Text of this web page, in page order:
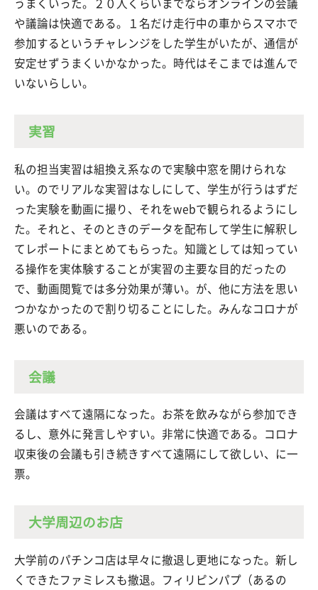
や議論は快適である。１名だけ走行中の車からスマホで
参加するというチャレンジをした学生がいたが、通信が
安定せずうまくいかなかった。時代はそこまでは進んで
いないらしい。
実習
私の担当実習は組換え系なので実験中窓を開けられな
い。のでリアルな実習はなしにして、学生が行うはずだ
った実験を動画に撮り、それをwebで観られるようにし
た。それと、そのときのデータを配布して学生に解釈し
てレポートにまとめてもらった。知識としては知ってい
る操作を実体験することが実習の主要な目的だったの
で、動画閲覧では多分効果が薄い。が、他に方法を思い
つかなかったので割り切ることにした。みんなコロナが
悪いのである。
会議
会議はすべて遠隔になった。お茶を飲みながら参加でき
るし、意外に発言しやすい。非常に快適である。コロナ
収束後の会議も引き続きすべて遠隔にして欲しい、に一
票。
大学周辺のお店
大学前のパチンコ店は早々に撤退し更地になった。新し
くできたファミレスも撤退。フィリピンパプ（あるの